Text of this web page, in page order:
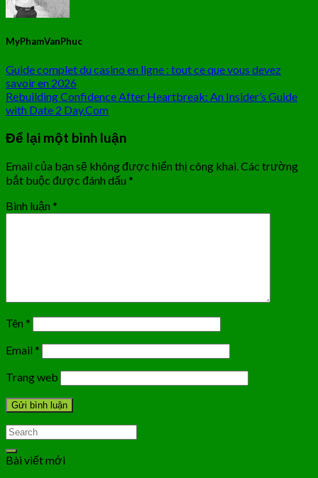
MyPhamVanPhuc
Guide complet du casino en ligne : tout ce que vous devez
savoir en 2026
Rebuilding Confidence After Heartbreak: An Insider’s Guide
with Date 2 Day.Com
Để lại một bình luận
Email của bạn sẽ không được hiển thị công khai.Các trường
bắt buộc được đánh dấu *
Bình luận *
Tên *
Email *
Trang web
Bài viết mới